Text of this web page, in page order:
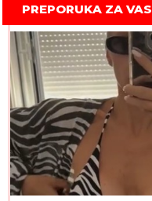
PREPORUKA ZA VAS